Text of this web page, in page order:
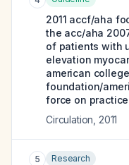
2011 accf/aha
the acc/aha
of patients with
elevation
american
foundation/
force on
Circulation 2011
5 Research